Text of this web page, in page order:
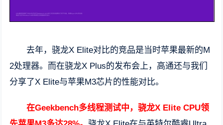
去年，骁龙X Elite对比的竞品是当时苹果最新的M
2处理器。而在骁龙X Plus的发布会上，高通还与我们
分享了X Elite与苹果M3芯片的性能对比。
在Geekbench多线程测试中，骁龙X Elite CPU领